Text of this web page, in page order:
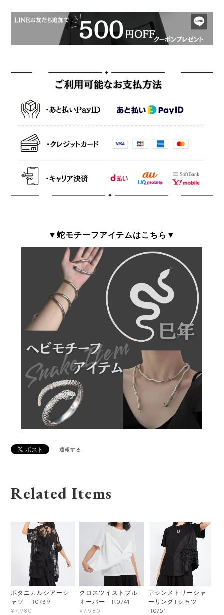
▼蛇モチーフアイテムはこちら▼
通報する
Related Items
ボタニカルシアーシ
ャツ R0739
¥7,980
クロスツイストプル
オーバー R0741
¥7,980
アシンメトリーシャ
ーリングTシャツ
R0751